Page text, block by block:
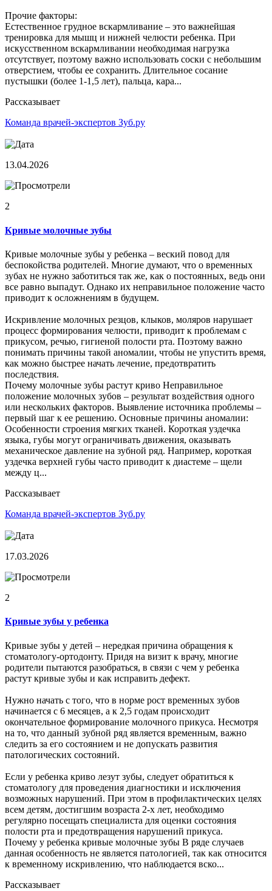
Прочие факторы:
Естественное грудное вскармливание – это важнейшая
тренировка для мышц и нижней челюсти ребенка. При
искусственном вскармливании необходимая нагрузка
отсутствует, поэтому важно использовать соски с небольшим
отверстием, чтобы ее сохранить. Длительное сосание
пустышки (более 1-1,5 лет), пальца, кара...
Рассказывает
Команда врачей-экспертов Зуб.ру
13.04.2026
2
Кривые молочные зубы
Кривые молочные зубы у ребенка – веский повод для
беспокойства родителей. Многие думают, что о временных
зубах не нужно заботиться так же, как о постоянных, ведь они
все равно выпадут. Однако их неправильное положение часто
приводит к осложнениям в будущем.
Искривление молочных резцов, клыков, моляров нарушает
процесс формирования челюсти, приводит к проблемам с
прикусом, речью, гигиеной полости рта. Поэтому важно
понимать причины такой аномалии, чтобы не упустить время,
как можно быстрее начать лечение, предотвратить
последствия.
Почему молочные зубы растут криво Неправильное
положение молочных зубов – результат воздействия одного
или нескольких факторов. Выявление источника проблемы –
первый шаг к ее решению. Основные причины аномалии:
Особенности строения мягких тканей. Короткая уздечка
языка, губы могут ограничивать движения, оказывать
механическое давление на зубной ряд. Например, короткая
уздечка верхней губы часто приводит к диастеме – щели
между ц...
Рассказывает
Команда врачей-экспертов Зуб.ру
17.03.2026
2
Кривые зубы у ребенка
Кривые зубы у детей – нередкая причина обращения к
стоматологу-ортодонту. Придя на визит к врачу, многие
родители пытаются разобраться, в связи с чем у ребенка
растут кривые зубы и как исправить дефект.
Нужно начать с того, что в норме рост временных зубов
начинается с 6 месяцев, а к 2,5 годам происходит
окончательное формирование молочного прикуса. Несмотря
на то, что данный зубной ряд является временным, важно
следить за его состоянием и не допускать развития
патологических состояний.
Если у ребенка криво лезут зубы, следует обратиться к
стоматологу для проведения диагностики и исключения
возможных нарушений. При этом в профилактических целях
всем детям, достигшим возраста 2-х лет, необходимо
регулярно посещать специалиста для оценки состояния
полости рта и предотвращения нарушений прикуса.
Почему у ребенка кривые молочные зубы В ряде случаев
данная особенность не является патологией, так как относится
к временному искривлению, что наблюдается вско...
Рассказывает